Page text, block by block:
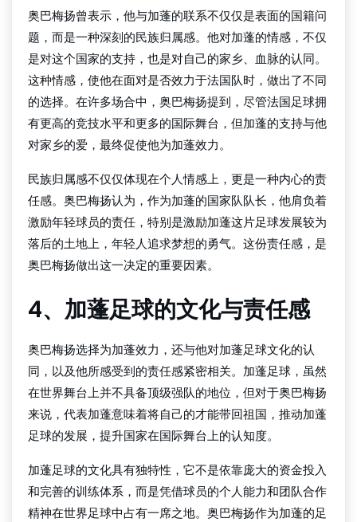
奥巴梅扬曾表示，他与加蓬的联系不仅仅是表面的国籍问
题，而是一种深刻的民族归属感。他对加蓬的情感，不仅
是对这个国家的支持，也是对自己的家乡、血脉的认同。
这种情感，使他在面对是否效力于法国队时，做出了不同
的选择。在许多场合中，奥巴梅扬提到，尽管法国足球拥
有更高的竞技水平和更多的国际舞台，但加蓬的支持与他
对家乡的爱，最终促使他为加蓬效力。
民族归属感不仅仅体现在个人情感上，更是一种内心的责
任感。奥巴梅扬认为，作为加蓬的国家队队长，他肩负着
激励年轻球员的责任，特别是激励加蓬这片足球发展较为
落后的土地上，年轻人追求梦想的勇气。这份责任感，是
奥巴梅扬做出这一决定的重要因素。
4、加蓬足球的文化与责任感
奥巴梅扬选择为加蓬效力，还与他对加蓬足球文化的认
同，以及他所感受到的责任感紧密相关。加蓬足球，虽然
在世界舞台上并不具备顶级强队的地位，但对于奥巴梅扬
来说，代表加蓬意味着将自己的才能带回祖国，推动加蓬
足球的发展，提升国家在国际舞台上的认知度。
加蓬足球的文化具有独特性，它不是依靠庞大的资金投入
和完善的训练体系，而是凭借球员的个人能力和团队合作
精神在世界足球中占有一席之地。奥巴梅扬作为加蓬的足